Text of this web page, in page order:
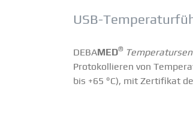
USB-
DEBAMED®
Proto­kol­lieren von
bis +65 °C), mit Zertifikat